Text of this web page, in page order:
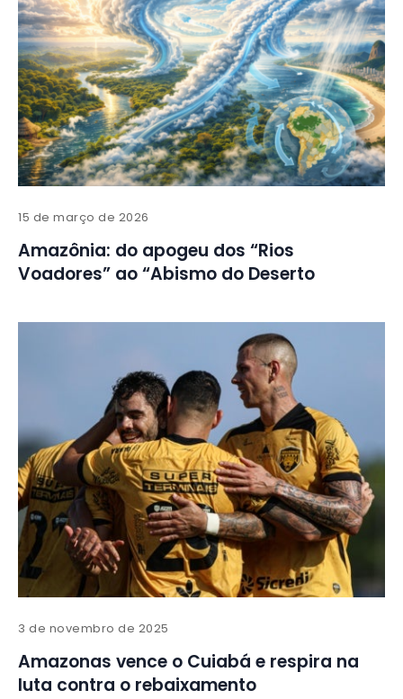
15 de março de 2026
Amazônia: do apogeu dos “Rios
Voadores” ao “Abismo do Deserto
3 de novembro de 2025
Amazonas vence o Cuiabá e respira na
luta contra o rebaixamento